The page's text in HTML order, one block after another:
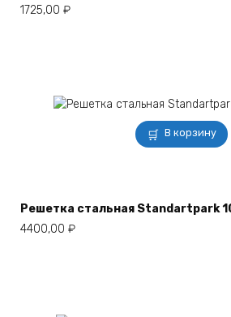
1725,00 ₽
В корзину
Решетка стальная Standartpark
4400,00 ₽